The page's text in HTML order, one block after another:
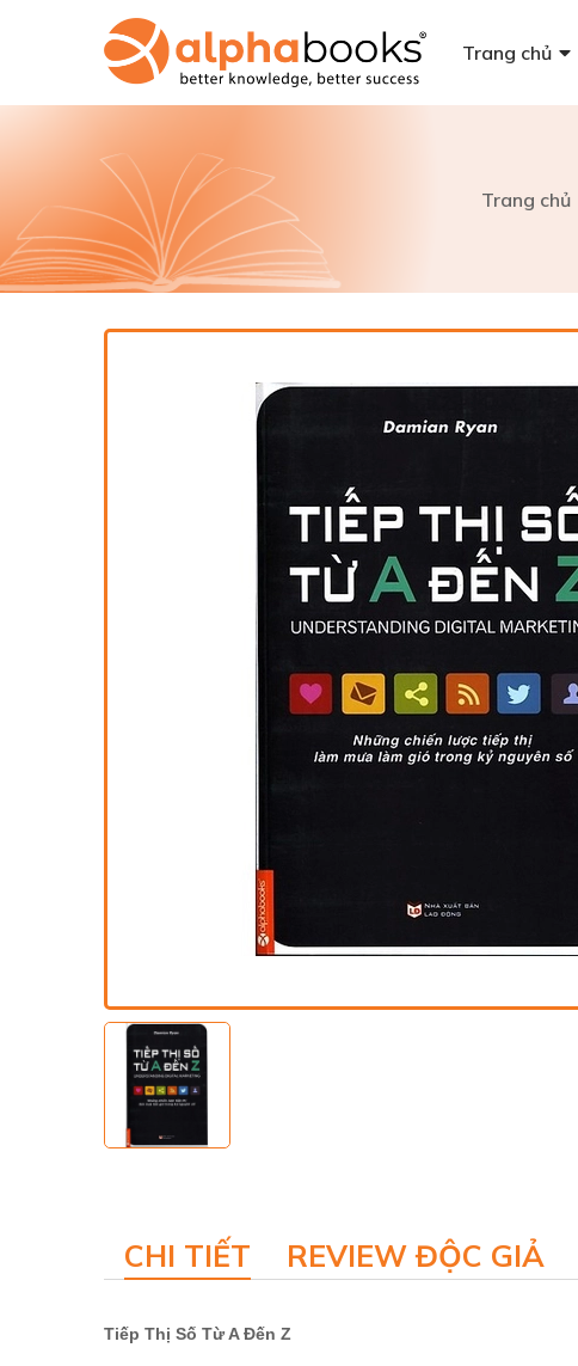
Trang chủ
Trang chủ
CHI TIẾT REVIEW ĐỘC GIẢ
Tiếp Thị Số Từ A Đến Z